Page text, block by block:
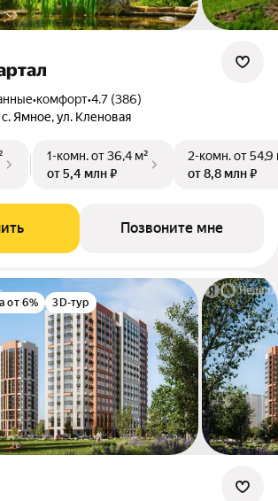
•комфорт•4.7 (386)
Ямное, ул. Кленовая
1-комн.от 36,4 м²
от 5,4 млн ₽
2-комн.от 54,9
от 8,8 млн ₽
Позвоните мне
от 6% 3D-тур